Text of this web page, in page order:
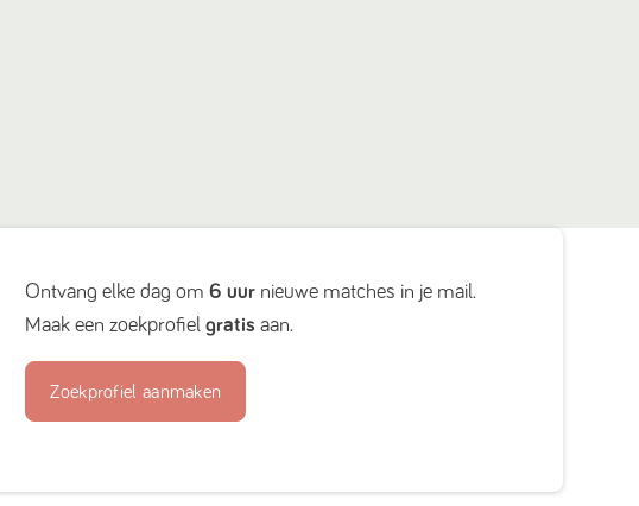
Ontvang elke dag om6 uur nieuwe matches in je mail.
Maak een zoekprofielgratis aan.
Zoekprofiel aanmaken